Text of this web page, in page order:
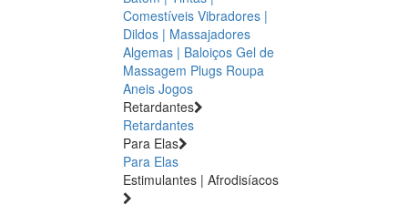
Comestíveis Vibradores |
Dildos | Massajadores
Algemas | Baloiços Gel de
Massagem Plugs Roupa
Aneis Jogos
Retardantes
Retardantes
Para Elas
Para Elas
Estimulantes | Afrodisíacos